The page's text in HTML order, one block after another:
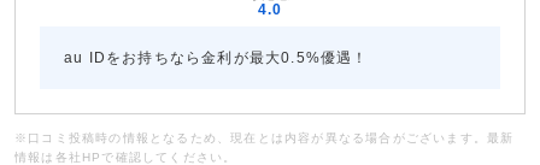
au IDをお持ちなら金利が最大0.5%優遇！
※口コミ投稿時の情報となるため、現在とは内容が異なる場合がございます。最新
情報は各社HPで確認してください。